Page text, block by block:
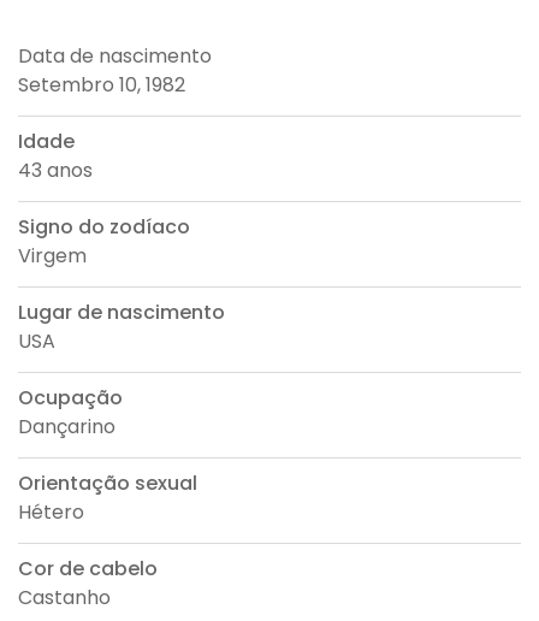
Data de nascimento
Setembro 10, 1982
Idade
43 anos
Signo do zodíaco
Virgem
Lugar de nascimento
USA
Ocupação
Dançarino
Orientação sexual
Hétero
Cor de cabelo
Castanho